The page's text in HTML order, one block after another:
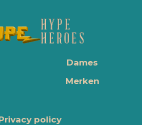
Dames
Merken
policy